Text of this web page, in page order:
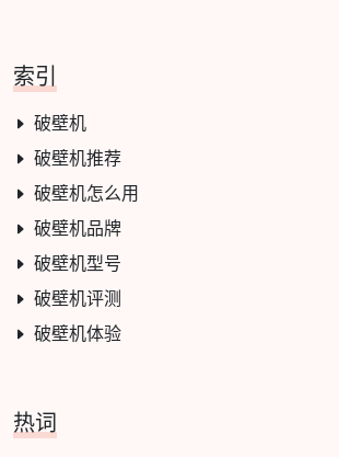
索引
破壁机
破壁机推荐
破壁机怎么用
破壁机品牌
破壁机型号
破壁机评测
破壁机体验
热词